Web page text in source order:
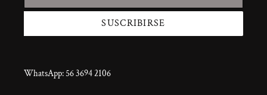
SUSCRIBIRSE
WhatsApp: 56 3694 2106